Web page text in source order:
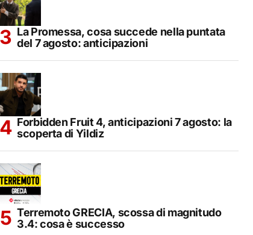
La Promessa, cosa succede nella puntata
del 7 agosto: anticipazioni
Forbidden Fruit 4, anticipazioni 7 agosto: la
scoperta di Yildiz
Terremoto GRECIA, scossa di magnitudo
3.4: cosa è successo